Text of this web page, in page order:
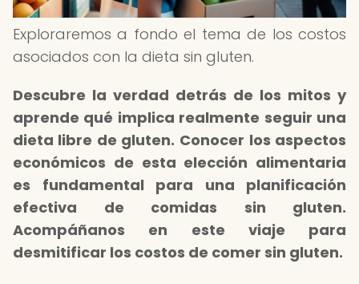
Exploraremos a fondo el tema de los costos
asociados con la dieta sin gluten.
Descubre la verdad detrás de los mitos y
aprende qué implica realmente seguir una
dieta libre de gluten. Conocer los aspectos
económicos de esta elección alimentaria
es fundamental para una planificación
efectiva de comidas sin gluten.
Acompáñanos en este viaje para
desmitificar los costos de comer sin gluten.